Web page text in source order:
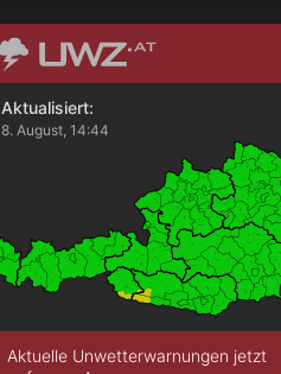
Aktualisiert:
8. August, 14:44
Aktuelle Unwetterwarnungen jetzt